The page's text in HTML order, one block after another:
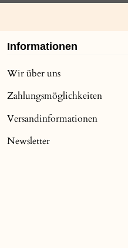
Informationen
Wir über uns
Zahlungsmöglichkeiten
Versandinformationen
Newsletter